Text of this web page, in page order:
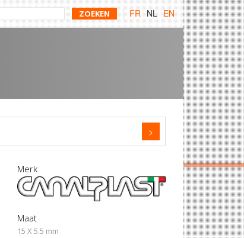
FR NL EN
>
Merk
Maat
15 X 5.5 mm